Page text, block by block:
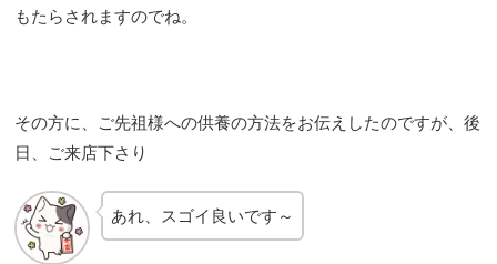
もたらされますのでね。
その方に、ご先祖様への供養の方法をお伝えしたのですが、後
日、ご来店下さり
あれ、スゴイ良いです～